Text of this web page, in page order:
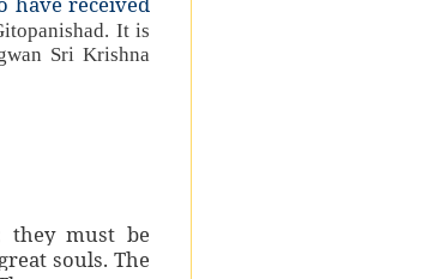
It is
Sri Krishna
they must be
souls. The